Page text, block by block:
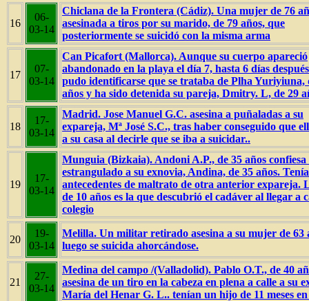
16
06-
03-14
Chiclana de la Frontera (Cádiz). Una mujer de 76
asesinada a tiros por su marido, de 79 años, que
posteriormente se suicidó con la misma arma
17
07-
03-14
Can Picafort (Mallorca). Aunque su cuerpo apareció
abandonado en la playa el día 7, hasta 6 días
pudo identificarse que se trataba de Plha Yuriyiuna,
años y ha sido detenida su pareja, Dmitry. L, de 29
18
17-
03-14
Madrid. Jose Manuel G.C. asesina a puñaladas a su
expareja, Mª José S.C., tras haber conseguido que
a su casa al decirle que se iba a suicidar..
19
17-
03-14
Munguia (Bizkaia). Andoni A.P., de 35 años
estrangulado a su exnovia, Andina, de 35 años. Tenía
antecedentes de maltrato de otra anterior expareja.
de 10 años es la que descubrió el cadáver al llegar a
colegio
20
19-
03-14
Melilla. Un militar retirado asesina a su mujer de 63
luego se suicida ahorcándose.
21
27-
03-14
Medina del campo /(Valladolid). Pablo O.T., de 40
asesina de un tiro en la cabeza en plena a calle a su
María del Henar G. L.. tenían un hijo de 11 meses